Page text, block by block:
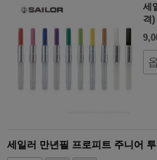
세
격)
세일러 만년필 프로피트 주니어